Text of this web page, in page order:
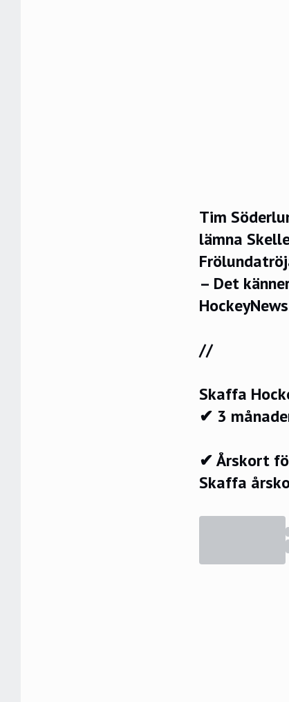
Tim
lämna
– Det
//
Skaffa
✔ 3
✔ Årskort
Skaffa